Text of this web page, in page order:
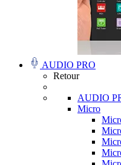
AUDIO PRO
Retour
AUDIO
Micro